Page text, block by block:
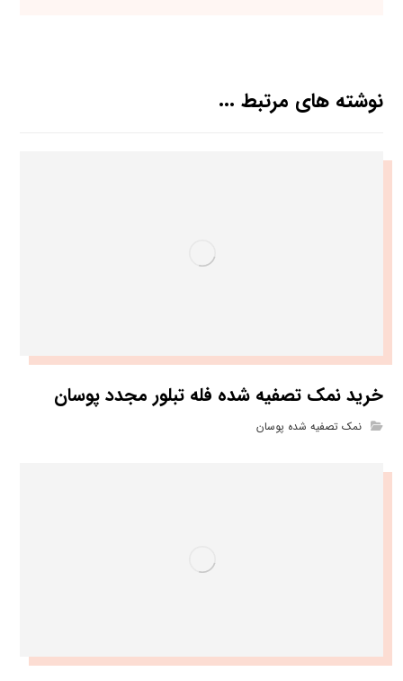
نوشته های مرتبط ...
خرید نمک تصفیه شده فله تبلور مجدد پوسان
نمک تصفیه شده پوسان